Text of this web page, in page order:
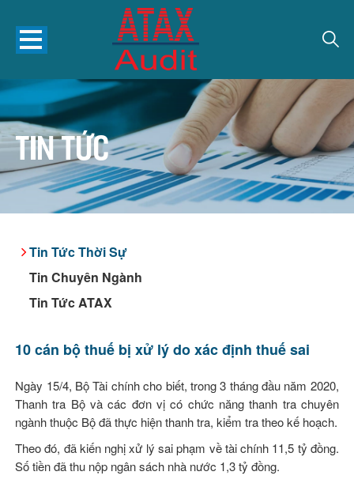
Tin tức
Tin Tức Thời Sự
Tin Chuyên Ngành
Tin Tức ATAX
10 cán bộ thuế bị xử lý do xác định thuế sai
Ngày 15/4, Bộ Tài chính cho biết, trong 3 tháng đầu năm 2020,
Thanh tra Bộ và các đơn vị có chức năng thanh tra chuyên
ngành thuộc Bộ đã thực hiện thanh tra, kiểm tra theo kế hoạch.
Theo đó, đã kiến nghị xử lý sai phạm về tài chính 11,5 tỷ đồng.
Số tiền đã thu nộp ngân sách nhà nước 1,3 tỷ đồng.